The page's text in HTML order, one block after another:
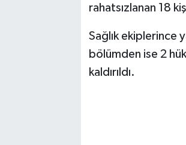
rahatsızlanan 18
Sağlık ekiplerince
bölümden ise 2
kaldırıldı.